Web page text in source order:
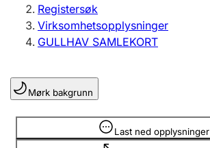
Enkeltpersonforetak
Registrere, endre, slette
Lag og forening
Registrere, endre, slette
Registersøk
Virksomhetsopplysninger
GULLHAV SAMLEKORT
Mørk bakgrunn
Last ned opplysninger
Opplysninger er skjult